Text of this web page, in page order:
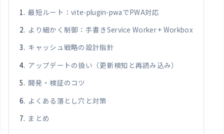
最短ルート：vite-plugin-pwaでPWA対応
より細かく制御：手書きService Worker + Workbox
キャッシュ戦略の設計指針
アップデートの扱い（更新検知と再読み込み）
開発・検証のコツ
よくある落とし穴と対策
まとめ